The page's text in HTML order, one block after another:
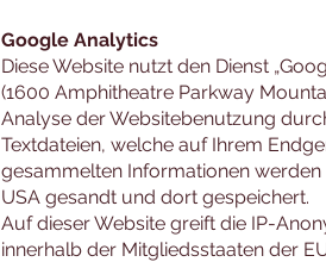
Google Analytics
Diese Website nutzt den Dienst
(1600 Amphitheatre Parkway
Analyse der Websitebenutzung
Textdateien, welche auf Ihrem
gesammelten Informationen
USA gesandt und dort gespeichert.
Auf dieser Website greift die IP-
innerhalb der Mitgliedsstaaten der